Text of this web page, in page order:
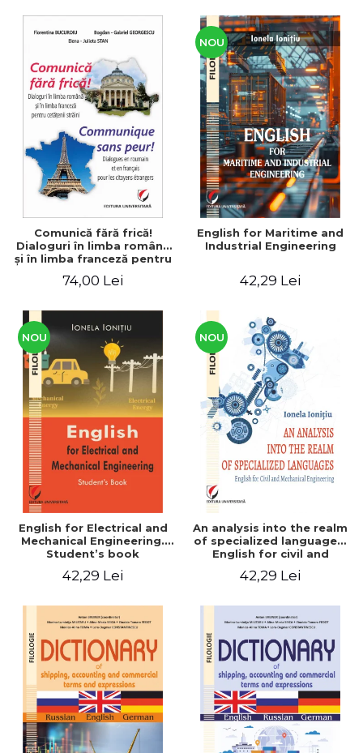
Comunică fără frică!
Dialoguri în limba română
şi în limba franceză pentru
străini/Communique sans
roumain et en français
pour les citoyens
étrangers
74,00 Lei
NOU
English for Maritime and
Industrial Engineering
42,29 Lei
NOU
English for Electrical and
Mechanical Engineering.
Student’s book
42,29 Lei
NOU
An analysis into the realm
of specialized languages.
English for civil and
42,29 Lei